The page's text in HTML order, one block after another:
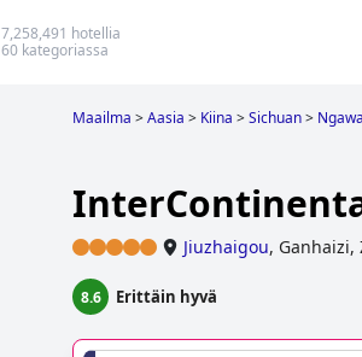
7,258,491 hotellia
60 kategoriassa
Maailma >Aasia > Kiina >Sichuan>
Jiuzhaigou, Ganhaizi,
8.6 Erittäin hyvä